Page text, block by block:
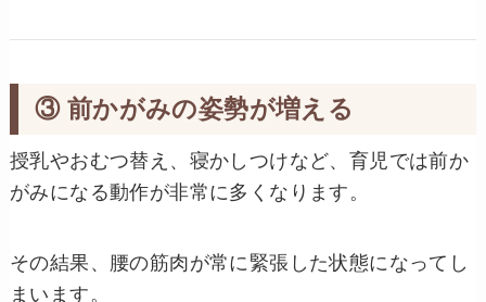
③ 前かがみの姿勢が増える
授乳やおむつ替え、寝かしつけなど、育児では前か
がみになる動作が非常に多くなります。
その結果、腰の筋肉が常に緊張した状態になってし
まいます。